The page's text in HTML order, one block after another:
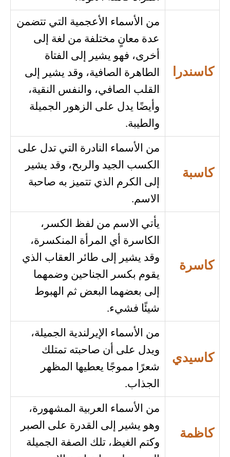
كاسندرا
من الأسماء الأعجمية التي تتضمن
عدة معانٍ مختلفة من لغة إلى
أخرى، فهو يشير إلى الفتاة
الطاهرة الصافية، وقد يشير إلى
القلب الصافي، والنفس النقية،
وأيضًا يدل على الزهور الجميلة
والطيبة.
كاسبة
من الأسماء النادرة التي تدل على
الكسب الجيد والربح، وقد يشير
إلى الكرم الذي تتميز به صاحبة
الاسم.
كاسرة
يأتي الاسم من لفظ الكسر،
الكاسرة أي المرأة المنكسرة،
وقد يشير إلى طائر العقاب الذي
يقوم بكسر الجناحين وضمهما
إلى بعضهما البعض ثم الهبوط
شيئًا فشيء.
كاسيدي
من الأسماء الإيرلندية الجميلة،
ويدل على أن صاحبته تمتلك
شعرًا مموجًا يعطيها المظهر
الجذاب.
كاظمة
من الأسماء العربية المشهورة،
وهو يشير إلى القدرة على الصبر
وكتم الغيظ، تلك الصفة الجميلة